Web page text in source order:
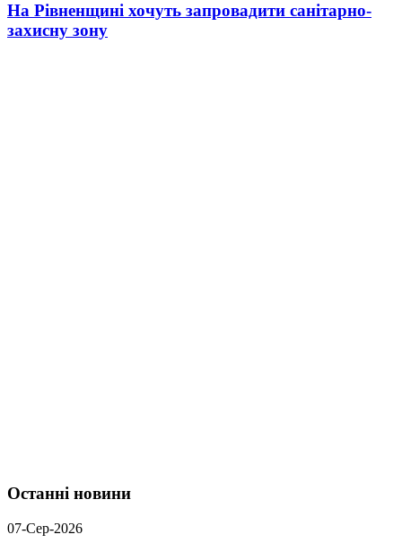
На Рівненщині хочуть запровадити санітарно-
захисну зону
Останні новини
07-Сер-2026